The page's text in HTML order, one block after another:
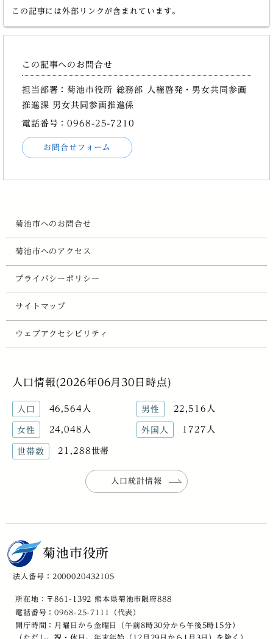
この記事には外部リンクが含まれています。
この記事へのお問合せ
担当部署：菊池市役所 総務部 人権啓発・男女共同参画
推進課 男女共同参画推進係
電話番号：0968-25-7210
お問合せフォーム
菊池市へのお問合せ
菊池市へのアクセス
プライバシーポリシー
サイトマップ
ウェブアクセシビリティ
人口情報(2026年06月30日時点)
人口 46,564人 男性 22,516人
女性 24,048人 外国人 1727人
世帯数 21,288世帯
人口統計情報
菊池市役所
法人番号：2000020432105
所在地：〒861-1392 熊本県菊池市隈府888
電話番号：0968-25-7111
（代表）
開庁時間：月曜日から金曜日（午前8時30分から午後5時15分）
（ただし、祝・休日、年末年始（12月29日から1月3日）を除く）